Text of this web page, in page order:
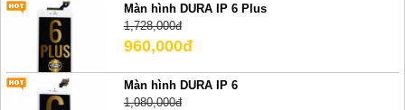
Màn hình DURA IP 6 Plus
1,728,000đ
960,000đ
Màn hình DURA IP 6
1,080,000đ